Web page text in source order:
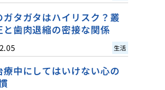
ガタガタはハイリスク？叢
と歯肉退縮の密接な関係
生活
療中にしてはいけない心の